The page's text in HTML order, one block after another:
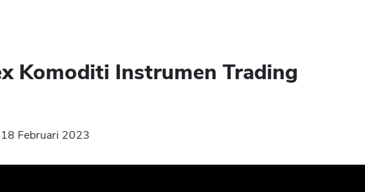
Komoditi Instrumen Trading
18 Februari 2023